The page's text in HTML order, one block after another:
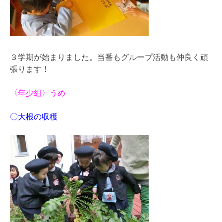
３学期が始まりました。当番もグループ活動も仲良く頑
張ります！
〈年少組〉うめ
〇大根の収穫